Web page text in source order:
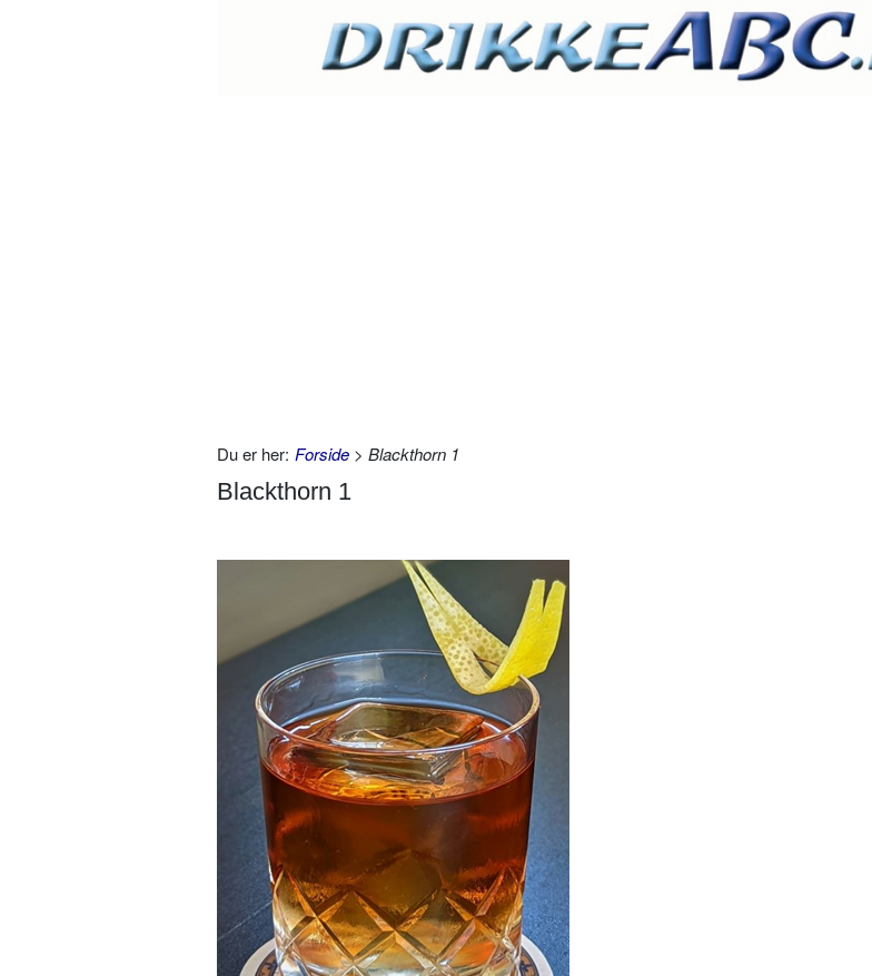
Du er her: Forside > Blackthorn 1
Blackthorn 1